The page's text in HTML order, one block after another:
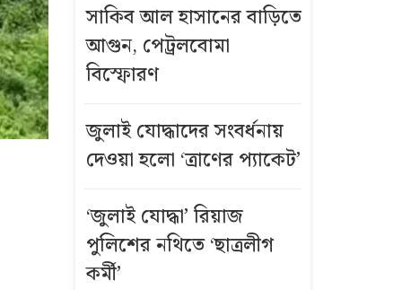
সাকিব আল হাসানের বাড়িতে
আগুন, পেট্রলবোমা
বিস্ফোরণ
জুলাই যোদ্ধাদের সংবর্ধনায়
দেওয়া হলো ‘ত্রাণের প্যাকেট’
‘জুলাই যোদ্ধা’ রিয়াজ
পুলিশের নথিতে ‘ছাত্রলীগ
কর্মী’